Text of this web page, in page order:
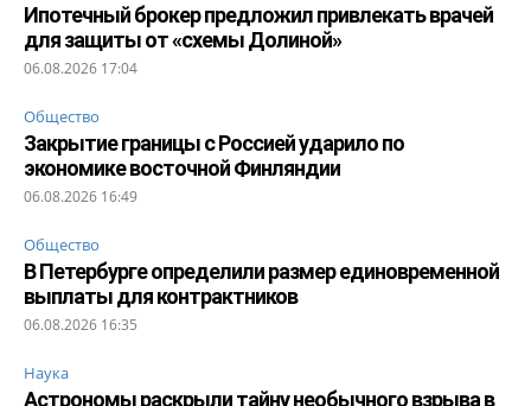
Ипотечный брокер предложил привлекать врачей
для защиты от «схемы Долиной»
06.08.2026 17:04
Общество
Закрытие границы с Россией ударило по
экономике восточной Финляндии
06.08.2026 16:49
Общество
В Петербурге определили размер единовременной
выплаты для контрактников
06.08.2026 16:35
Наука
Астрономы раскрыли тайну необычного взрыва в